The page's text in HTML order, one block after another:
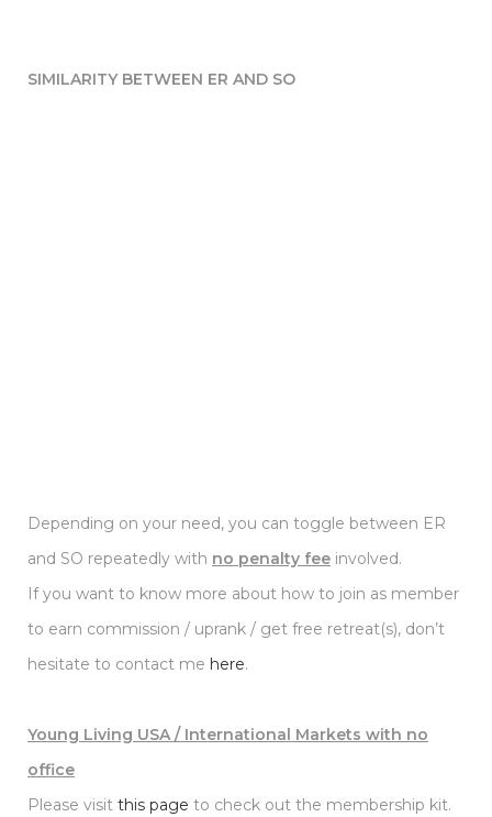
SIMILARITY BETWEEN ER AND SO
Depending on your need, you can toggle between ER
and SO repeatedly with no penalty fee involved.
If you want to know more about how to join as member
to earn commission / uprank / get free retreat(s), don’t
hesitate to contact me here.
Young Living USA / International Markets with no
office
Please visit this page to check out the membership kit.